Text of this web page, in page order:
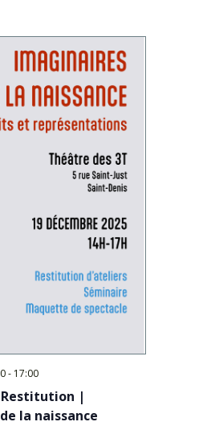
- 17:00
|
la naissance